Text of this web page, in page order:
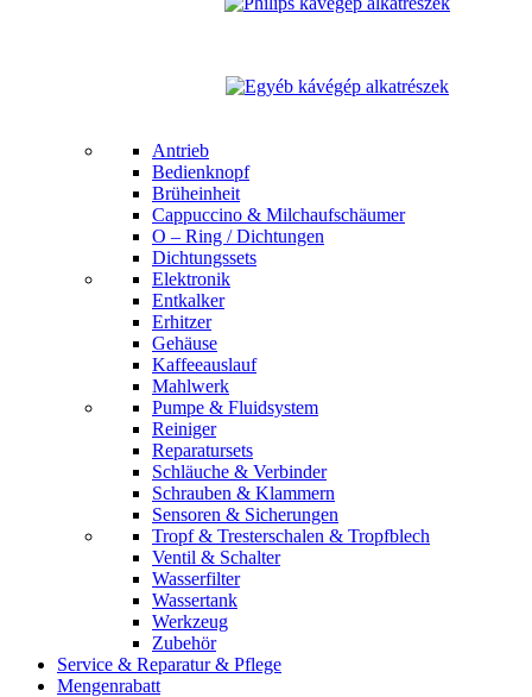
Antrieb
Bedienknopf
Brüheinheit
Cappuccino & Milchaufschäumer
O – Ring / Dichtungen
Dichtungssets
Elektronik
Entkalker
Erhitzer
Gehäuse
Kaffeeauslauf
Mahlwerk
Pumpe & Fluidsystem
Reiniger
Reparatursets
Schläuche & Verbinder
Schrauben & Klammern
Sensoren & Sicherungen
Tropf & Tresterschalen & Tropfblech
Ventil & Schalter
Wasserfilter
Wassertank
Werkzeug
Zubehör
Service & Reparatur & Pflege
Mengenrabatt